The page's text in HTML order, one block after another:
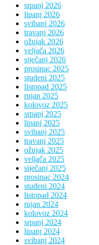
srpanj 2026
lipanj 2026
svibanj 2026
travanj 2026
ožujak 2026
veljača 2026
siječanj 2026
prosinac 2025
studeni 2025
listopad 2025
rujan 2025
kolovoz 2025
srpanj 2025
lipanj 2025
svibanj 2025
travanj 2025
ožujak 2025
veljača 2025
siječanj 2025
prosinac 2024
studeni 2024
listopad 2024
rujan 2024
kolovoz 2024
srpanj 2024
lipanj 2024
svibanj 2024